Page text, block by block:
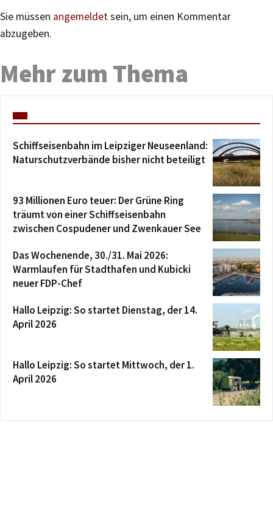
Sie müssen angemeldetsein, um einen Kommentar
abzugeben.
Mehr zum Thema
Schiffseisenbahn im Leipziger Neuseenland:
Naturschutzverbände bisher nicht beteiligt
93 Millionen Euro teuer: Der Grüne Ring
träumt von einer Schiffseisenbahn
zwischen Cospudener und Zwenkauer See
Das Wochenende, 30./31. Mai 2026:
Warmlaufen für Stadthafen und Kubicki
neuer FDP-Chef
Hallo Leipzig: So startet Dienstag, der 14.
April 2026
Hallo Leipzig: So startet Mittwoch, der 1.
April 2026